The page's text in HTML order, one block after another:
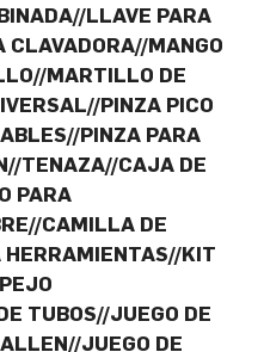
LLAVE PARA
CLAVADORA//MANGO
MARTILLO DE
PINZA PICO
PINZA PARA
TENAZA//CAJA DE
PARA
CAMILLA DE
KIT
TUBOS//JUEGO DE
JUEGO DE